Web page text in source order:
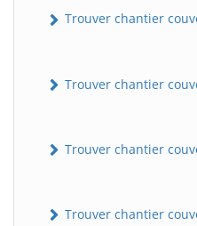
Trouver chantier
Trouver chantier
Trouver chantier
Trouver chantier